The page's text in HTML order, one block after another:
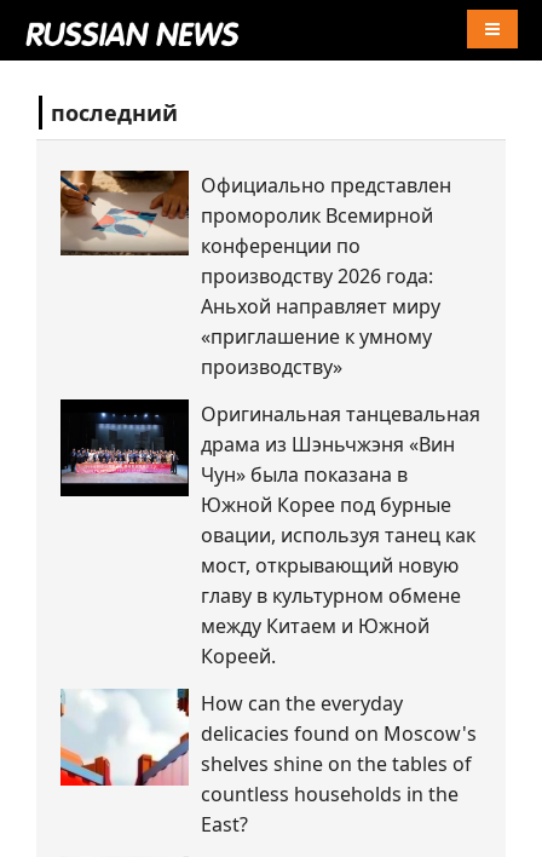
последний
Официально представлен
проморолик Всемирной
конференции по
производству 2026 года:
Аньхой направляет миру
«приглашение к умному
производству»
Оригинальная танцевальная
драма из Шэньчжэня «Вин
Чун» была показана в
Южной Корее под бурные
овации, используя танец как
мост, открывающий новую
главу в культурном обмене
между Китаем и Южной
Кореей.
How can the everyday
delicacies found on Moscow's
shelves shine on the tables of
countless households in the
East?